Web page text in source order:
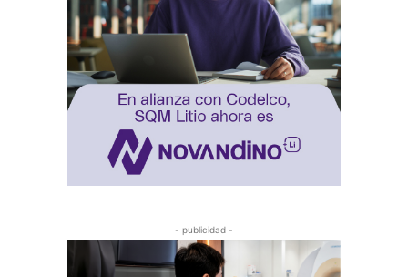
- publicidad -